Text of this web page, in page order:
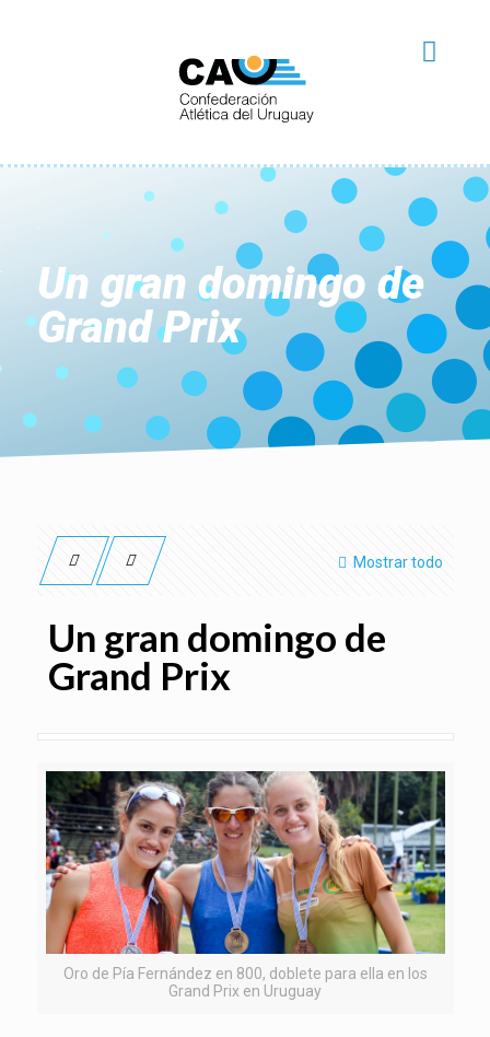
Un gran domingo de
Grand Prix
Mostrar todo
Un gran domingo de
Grand Prix
Oro de Pía Fernández en 800, doblete para ella en los
Grand Prix en Uruguay